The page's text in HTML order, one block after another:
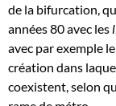
de la bifurcation,
années 80 avec les
avec par exemple
création dans
coexistent, selon